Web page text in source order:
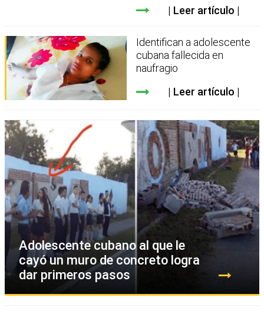
Leer artículo
Identifican a adolescente
cubana fallecida en
naufragio
Leer artículo
Adolescente cubano al que le
cayó un muro de concreto logra
dar primeros pasos